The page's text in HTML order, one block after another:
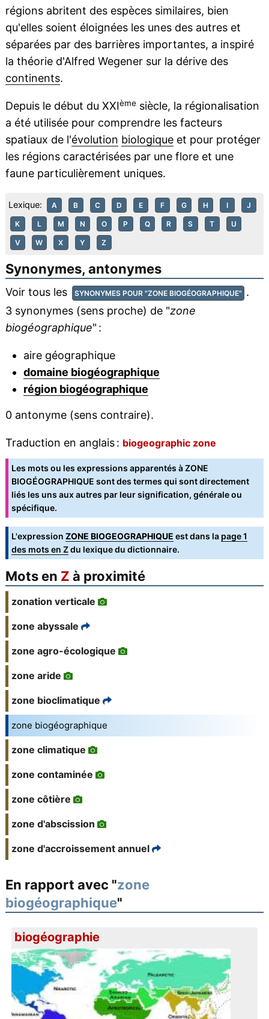
régions abritent des espèces similaires, bien
qu'elles soient éloignées les unes des autres et
séparées par des barrières importantes, a inspiré
la théorie d'Alfred Wegener sur la dérive des
continents.
Depuis le début du XXIèmesiècle, la régionalisation
a été utilisée pour comprendre les facteurs
spatiaux de l'évolution biologiqueet pour protéger
les régions caractérisées par une flore et une
faune particulièrement uniques.
Lexique: A B C D E F G H I J
K L M N O P Q R S T U
V W X Y Z
Synonymes, antonymes
Voir tous les SYNONYMES POUR "ZONE BIOGÉOGRAPHIQUE" .
3 synonymes (sens proche) de "zone
biogéographique" :
aire géographique
domaine biogéographique
région biogéographique
0 antonyme (sens contraire).
Traduction en anglais : biogeographic zone
Les mots ou les expressions apparentés à ZONE
BIOGÉOGRAPHIQUE sont des termes qui sont directement
liés les uns aux autres par leur signification, générale ou
spécifique.
L'expression ZONE BIOGEOGRAPHIQUE est dans la page 1
des mots en Zdu lexique du dictionnaire.
Mots en Z à proximité
zonation verticale
zone abyssale
zone agro-écologique
zone aride
zone bioclimatique
zone biogéographique
zone climatique
zone contaminée
zone côtière
zone d'abscission
zone d'accroissement annuel
En rapport avec "zone
biogéographique"
biogéographie